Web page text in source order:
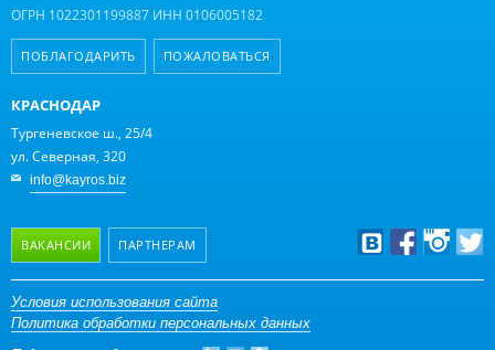
ОГРН 1022301199887 ИНН 0106005182
ПОБЛАГОДАРИТЬ ПОЖАЛОВАТЬСЯ
КРАСНОДАР
Тургеневское ш., 25/4
ул. Северная, 320
info@kayros.biz
ВАКАНСИИ ПАРТНЕРАМ
Дизайнерам
Оптовым клиентам
Условия использования сайта
Политика обработки персональных данных